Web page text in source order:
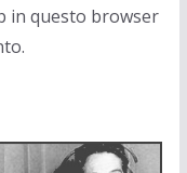
in questo browser